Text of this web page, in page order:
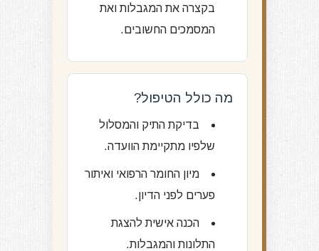
בקצרה את המגבלות ואת
המסמכים החשובים.
מה כולל הטיפול?
בדיקת התיק והמסלול
שלפיו מתקיימת הוועדה.
מיון החומר הרפואי ואיתור
פערים לפני הדיון.
הכנה אישית להצגת
התלונות והמגבלות.